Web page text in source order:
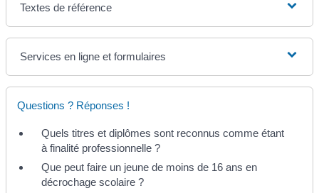
Textes de référence
Services en ligne et formulaires
Questions ? Réponses !
Quels titres et diplômes sont reconnus comme étant
à finalité professionnelle ?
Que peut faire un jeune de moins de 16 ans en
décrochage scolaire ?